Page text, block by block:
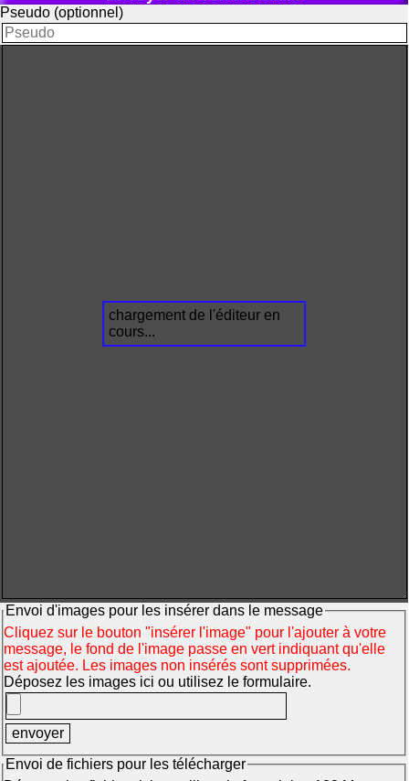
Pseudo (optionnel)
chargement de l'éditeur en
cours...
Envoi d'images pour les insérer dans le message
Cliquez sur le bouton "insérer l'image" pour l'ajouter à votre
message, le fond de l'image passe en vert indiquant qu'elle
est ajoutée. Les images non insérés sont supprimées.
Déposez les images ici ou utilisez le formulaire.
Envoi de fichiers pour les télécharger